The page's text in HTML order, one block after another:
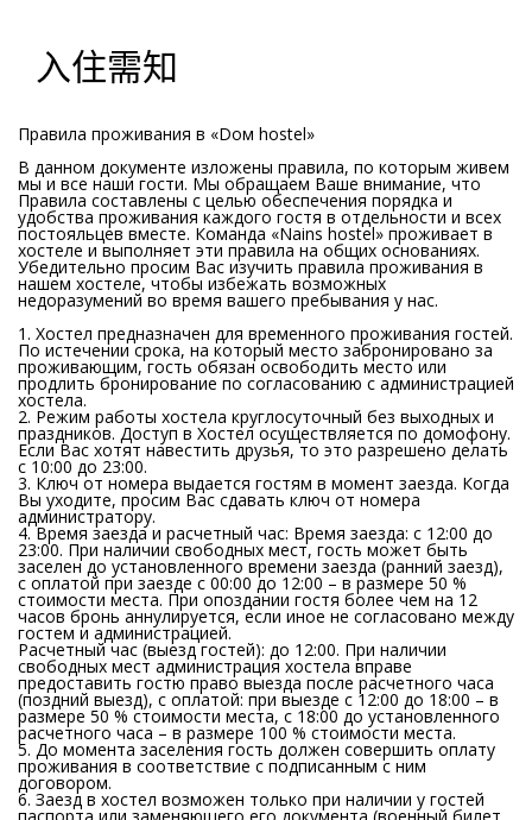
入住需知
Правила проживания в «Dом hostel»
В данном документе изложены правила, по которым живем
мы и все наши гости. Мы обращаем Ваше внимание, что
Правила составлены с целью обеспечения порядка и
удобства проживания каждого гостя в отдельности и всех
постояльцев вместе. Команда «Nains hostel» проживает в
хостеле и выполняет эти правила на общих основаниях.
Убедительно просим Вас изучить правила проживания в
нашем хостеле, чтобы избежать возможных
недоразумений во время вашего пребывания у нас.
1. Хостел предназначен для временного проживания гостей.
По истечении срока, на который место забронировано за
проживающим, гость обязан освободить место или
продлить бронирование по согласованию с администрацией
хостела.
2. Режим работы хостела круглосуточный без выходных и
праздников. Доступ в Хостел осуществляется по домофону.
Если Вас хотят навестить друзья, то это разрешено делать
с 10:00 до 23:00.
3. Ключ от номера выдается гостям в момент заезда. Когда
Вы уходите, просим Вас сдавать ключ от номера
администратору.
4. Время заезда и расчетный час: Время заезда: с 12:00 до
23:00. При наличии свободных мест, гость может быть
заселен до установленного времени заезда (ранний заезд),
с оплатой при заезде с 00:00 до 12:00 – в размере 50 %
стоимости места. При опоздании гостя более чем на 12
часов бронь аннулируется, если иное не согласовано между
гостем и администрацией.
Расчетный час (выезд гостей): до 12:00. При наличии
свободных мест администрация хостела вправе
предоставить гостю право выезда после расчетного часа
(поздний выезд), с оплатой: при выезде с 12:00 до 18:00 – в
размере 50 % стоимости места, с 18:00 до установленного
расчетного часа – в размере 100 % стоимости места.
5. До момента заселения гость должен совершить оплату
проживания в соответствие с подписанным с ним
договором.
6. Заезд в хостел возможен только при наличии у гостей